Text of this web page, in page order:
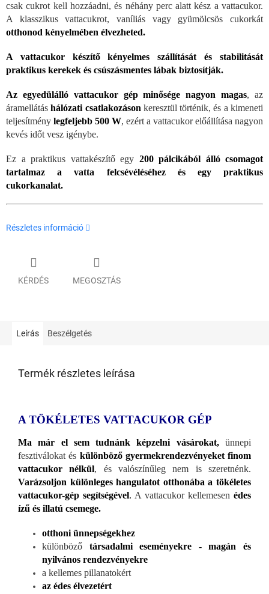
csak cukrot kell hozzáadni, és néhány perc alatt kész a vattacukor.
A klasszikus vattacukrot, vaníliás vagy gyümölcsös cukorkát
otthonod kényelmében élvezheted.
A vattacukor készítő kényelmes szállítását és stabilitását
praktikus kerekek és csúszásmentes lábak biztosítják.
Az egyedülálló vattacukor gép minősége nagyon magas, az
áramellátáshálózati csatlakozáson keresztül történik, és a kimeneti
teljesítmény legfeljebb 500 W, ezért a vattacukor előállítása nagyon
kevés időt vesz igénybe.
Ez a praktikus vattakészítő egy 200 pálcikából álló csomagot
tartalmaz a vatta felcsévéléséhez és egy praktikus
cukorkanalat.
Részletes információ
KÉRDÉS MEGOSZTÁS
Leírás Beszélgetés
Termék részletes leírása
A TÖKÉLETES VATTACUKOR GÉP
Ma már el sem tudnánk képzelni vásárokat,ünnepi
fesztiválokat és különböző gyermekrendezvényeket finom
vattacukor nélkül, és valószínűleg nem is szeretnénk.
Varázsoljon különleges hangulatot otthonába a tökéletes
vattacukor-gép segítségével. A vattacukor kellemesen édes
ízű és illatú csemege.
otthoni ünnepségekhez
különböző társadalmi eseményekre - magán és
nyilvános rendezvényekre
a kellemes pillanatokért
az édes élvezetért